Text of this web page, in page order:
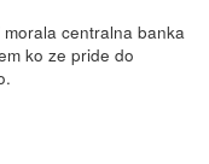
centralna banka
ko ze pride do